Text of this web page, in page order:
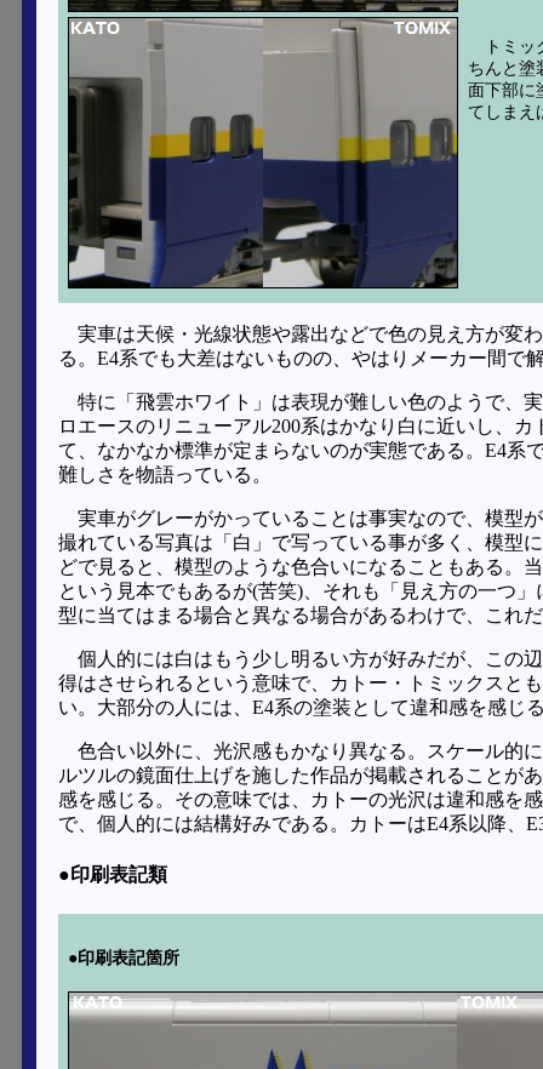
トミ
ちんと塗
面下部に
てしまえ
実車は天候・光線状態や露出などで色の見え方が変
る。E4系でも大差はないものの、やはりメーカー間で
特に「飛雲ホワイト」は表現が難しい色のようで、
ロエースのリニューアル200系はかなり白に近いし、
て、なかなか標準が定まらないのが実態である。E4系
難しさを物語っている。
実車がグレーがかっていることは事実なので、模型
撮れている写真は「白」で写っている事が多く、模型
どで見ると、模型のような色合いになることもある。
という見本でもあるが(苦笑)、それも「見え方の一つ
型に当てはまる場合と異なる場合があるわけで、これ
個人的には白はもう少し明るい方が好みだが、この
得はさせられるという意味で、カトー・トミックスと
い。大部分の人には、E4系の塗装として違和感を感じ
色合い以外に、光沢感もかなり異なる。スケール的
ルツルの鏡面仕上げを施した作品が掲載されることが
感を感じる。その意味では、カトーの光沢は違和感を
で、個人的には結構好みである。カトーはE4系以降、
●印刷表記類
●印刷表記箇所